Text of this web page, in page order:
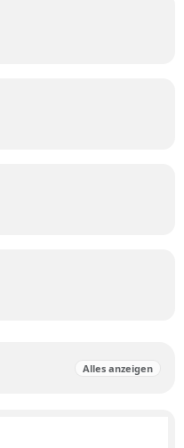
Alles anzeigen